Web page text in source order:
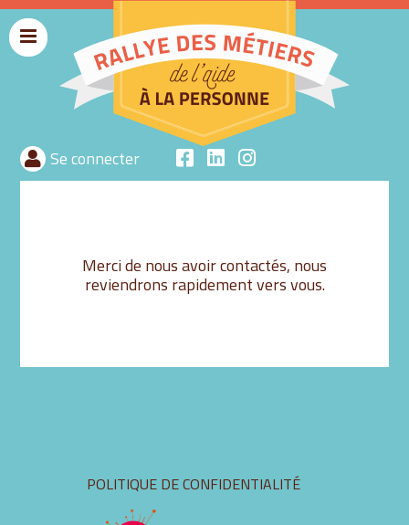
rallyeaide
Se connecter
Menu
Merci de nous avoir contactés, nous
reviendrons rapidement vers vous.
Aller
au
POLITIQUE DE CONFIDENTIALITÉ